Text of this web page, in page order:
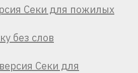
Секи для пожилых
без слов
Секи для